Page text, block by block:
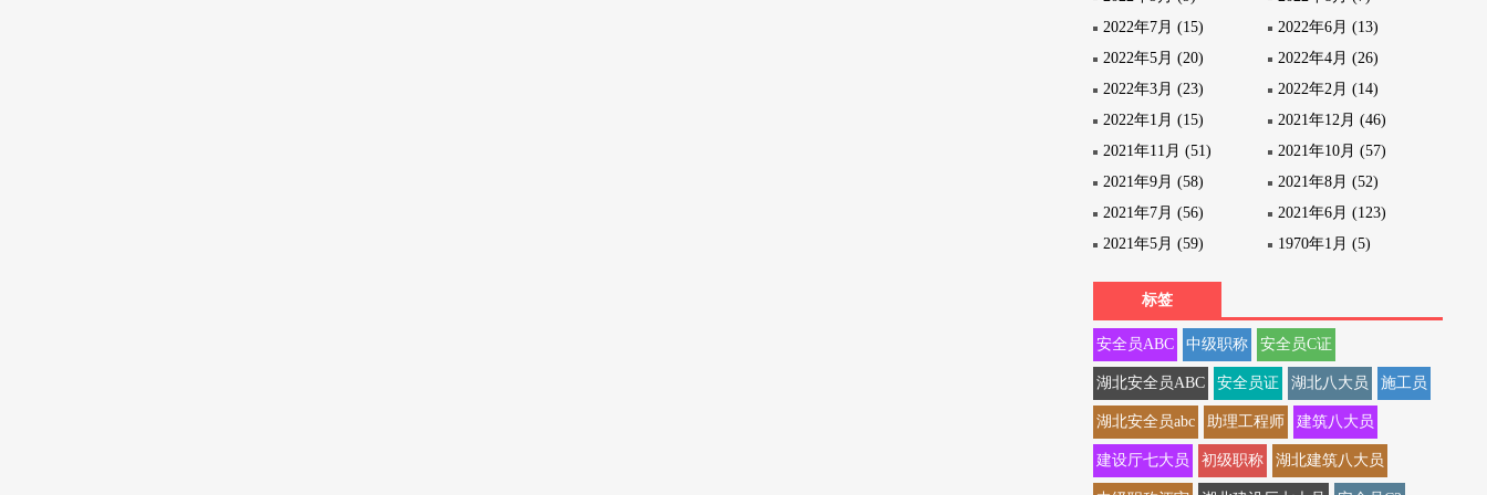
2022年7月 (15)
2022年6月 (13)
2022年5月 (20)
2022年4月 (26)
2022年3月 (23)
2022年2月 (14)
2022年1月 (15)
2021年12月 (46)
2021年11月 (51)
2021年10月 (57)
2021年9月 (58)
2021年8月 (52)
2021年7月 (56)
2021年6月 (123)
2021年5月 (59)
1970年1月 (5)
标签
安全员ABC 中级职称 安全员C证
湖北安全员ABC 安全员证 湖北八大员 施工员
湖北安全员abc 助理工程师 建筑八大员
建设厅七大员 初级职称 湖北建筑八大员